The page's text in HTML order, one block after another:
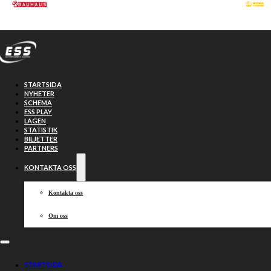
Hoppa till huvudinnehåll
STARTSIDA
NYHETER
SCHEMA
ESS PLAY
LAGEN
STATISTIK
BILJETTER
PARTNERS
KONTAKTA OSS
Kontakta oss
Om oss
STARTSIDA
TV-guide för